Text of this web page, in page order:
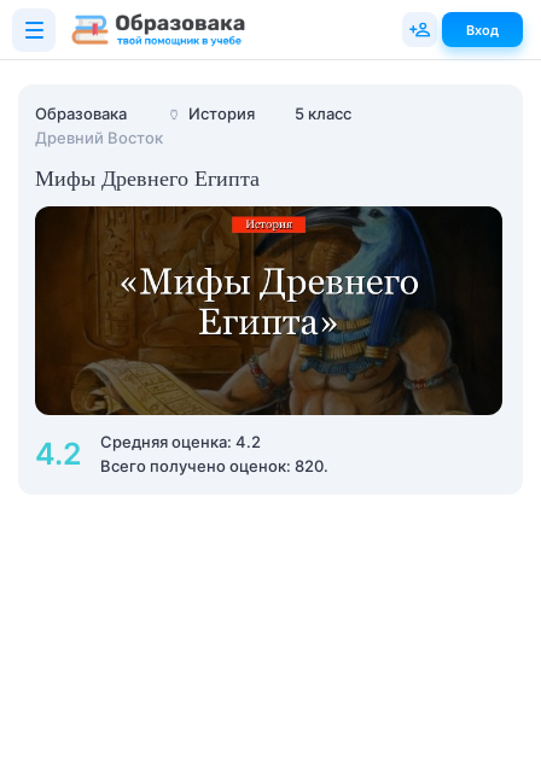
Образовака 🏺 История
5 класс
Древний Восток
Мифы Древнего Египта
4.2
Средняя оценка: 4.2
Всего получено оценок: 820.
Вход